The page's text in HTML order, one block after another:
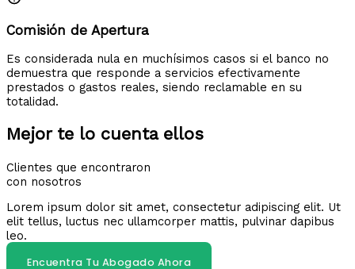
Comisión de Apertura
Es considerada nula en muchísimos casos si el banco no
demuestra que responde a servicios efectivamente
prestados o gastos reales, siendo reclamable en su
totalidad.
Mejor te lo cuenta ellos
Clientes que encontraron
con nosotros
Lorem ipsum dolor sit amet, consectetur adipiscing elit. Ut
elit tellus, luctus nec ullamcorper mattis, pulvinar dapibus
leo.
Encuentra Tu Abogado Ahora